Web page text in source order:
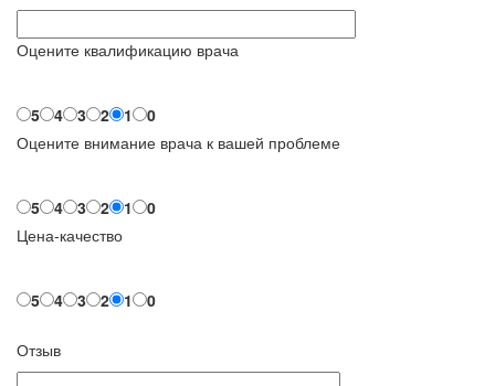
Оцените квалификацию врача
5 4 3 2 1
0
Оцените внимание врача к вашей проблеме
5 4 3 2 1
0
Цена-качество
5 4 3 2 1 0
Отзыв